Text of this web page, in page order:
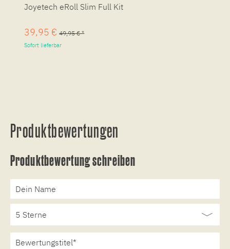
Joyetech eRoll Slim Full Kit
39,95 € 49,95 € *
Sofort lieferbar
Produktbewertungen
Produktbewertung schreiben